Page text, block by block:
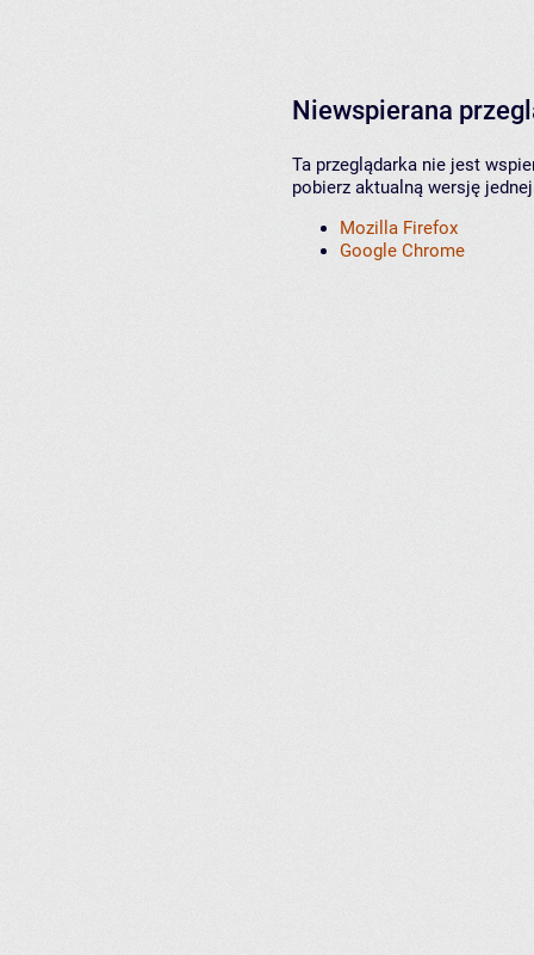
Niewspierana
Ta przeglądarka nie jest
pobierz aktualną wersję
Mozilla Firefox
Google Chrome